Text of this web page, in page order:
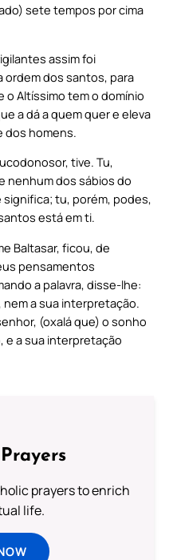
sete tempos por cima
assim foi
dos santos, para
Altíssimo tem o domínio
a dá a quem quer e eleva
dos homens.
tive. Tu,
nenhum dos sábios do
significa; tu, porém, podes,
está em ti.
Baltasar, ficou, de
pensamentos
a palavra, disse-lhe:
a sua interpretação.
(oxalá que) o sonho
e a sua interpretação
prayers to enrich
life.